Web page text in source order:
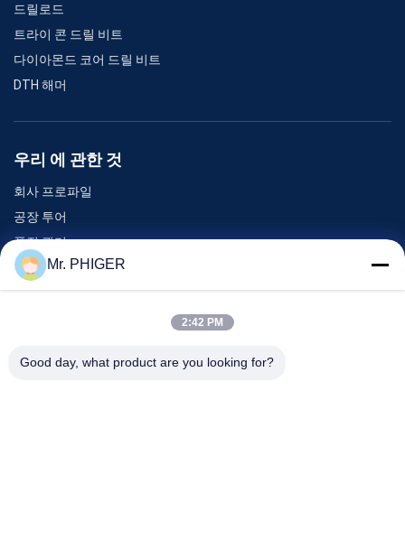
드릴로드
트라이 콘 드릴 비트
다이아몬드 코어 드릴 비트
DTH 해머
우리 에 관한 것
회사 프로파일
공장 투어
품질 관리
사이트맵
저희와 연락
이벤트
Mr. PHIGER
2:42 PM
Good day, what product are you looking for?